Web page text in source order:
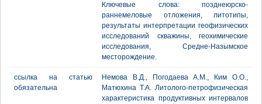
Ключевые слова: позднеюрско-
раннемеловые отложения, литотипы,
результаты интерпретации геофизических
исследований скважины, геохимические
исследования, Средне-Назымское
месторождение.
ссылка на статью
обязательна
Немова В.Д., Погодаева А.М., Ким О.О.,
Матюхина Т.А. Литолого-петрофизическая
характеристика продуктивных интервалов